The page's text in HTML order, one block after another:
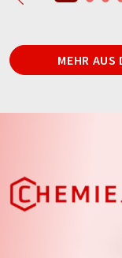
MEHR AUS